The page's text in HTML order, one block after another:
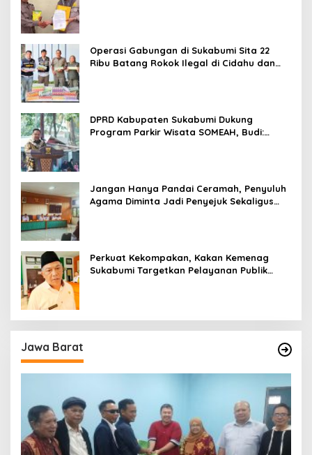
Operasi Gabungan di Sukabumi Sita 22
Ribu Batang Rokok Ilegal di Cidahu dan
DPRD Kabupaten Sukabumi Dukung
Program Parkir Wisata SOMEAH, Budi:
Jangan Hanya Pandai Ceramah, Penyuluh
Agama Diminta Jadi Penyejuk Sekaligus
Perkuat Kekompakan, Kakan Kemenag
Sukabumi Targetkan Pelayanan Publik
Jawa Barat